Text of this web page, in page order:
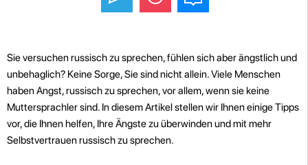
Sie versuchen russisch zu sprechen, fühlen sich aber ängstlich und
unbehaglich? Keine Sorge, Sie sind nicht allein. Viele Menschen
haben Angst, russisch zu sprechen, vor allem, wenn sie keine
Muttersprachler sind. In diesem Artikel stellen wir Ihnen einige Tipps
vor, die Ihnen helfen, Ihre Ängste zu überwinden und mit mehr
Selbstvertrauen russisch zu sprechen.